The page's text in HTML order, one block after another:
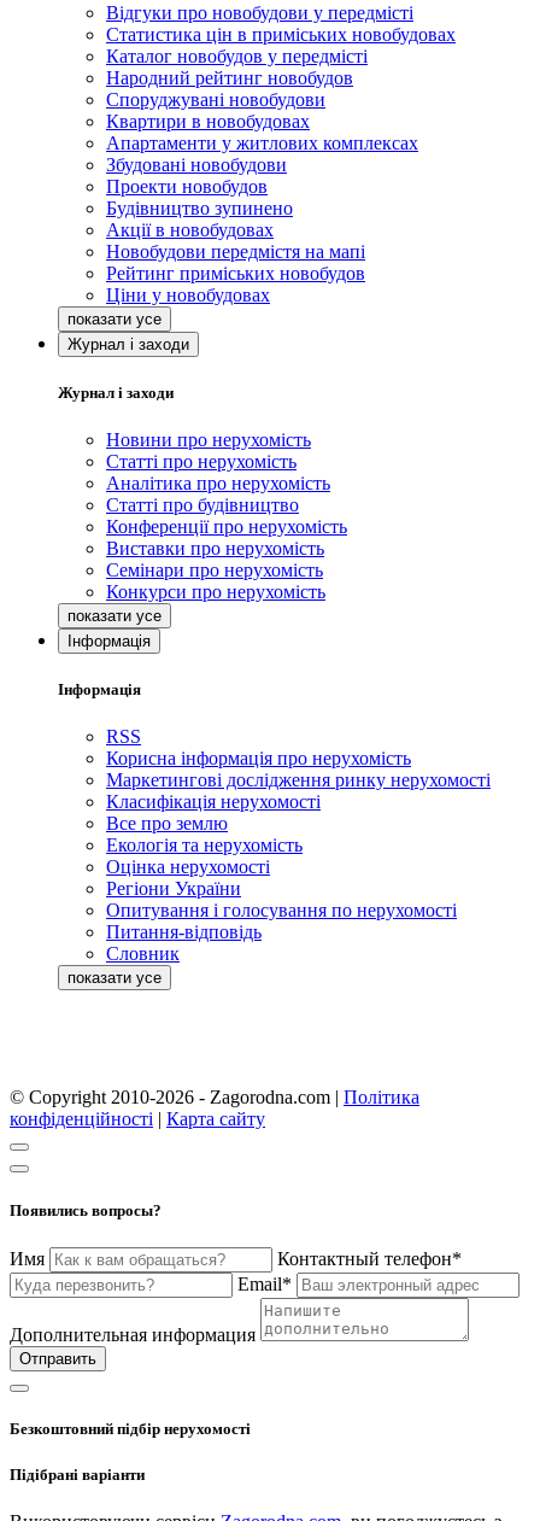
Відгуки про новобудови у передмісті
Статистика цін в приміських новобудовах
Каталог новобудов у передмісті
Народний рейтинг новобудов
Споруджувані новобудови
Квартири в новобудовах
Апартаменти у житлових комплексах
Збудовані новобудови
Проекти новобудов
Будівництво зупинено
Акції в новобудовах
Новобудови передмістя на мапі
Рейтинг приміських новобудов
Ціни у новобудовах
Журнал і заходи
Журнал і заходи
Новини про нерухомість
Статті про нерухомість
Аналітика про нерухомість
Статті про будівництво
Конференції про нерухомість
Виставки про нерухомість
Семінари про нерухомість
Конкурси про нерухомість
Інформація
Інформація
RSS
Корисна інформація про нерухомість
Маркетингові дослідження ринку нерухомості
Класифікація нерухомості
Все про землю
Екологія та нерухомість
Оцінка нерухомості
Регіони України
Опитування і голосування по нерухомості
Питання-відповідь
Словник
© Copyright 2010-2026 - Zagorodna.com | Політика
конфіденційності | Карта сайту
Появились вопросы?
Имя
Контактный телефон*
Email*
Дополнительная информация
Отправить
Безкоштовний підбір нерухомості
Підібрані варіанти